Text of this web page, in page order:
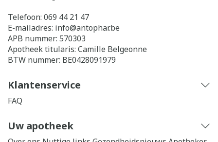
Telefoon: 069 44 21 47
E-mailadres: info@antophar.be
APB nummer: 570303
Apotheek titularis: Camille Belgeonne
BTW nummer: BE0428091979
Klantenservice
FAQ
Uw apotheek